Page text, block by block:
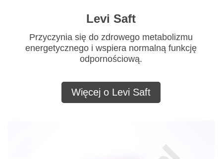
Levi Saft
Przyczynia się do zdrowego metabolizmu
energetycznego i wspiera normalną funkcję
odpornościową.
Więcej o Levi Saft